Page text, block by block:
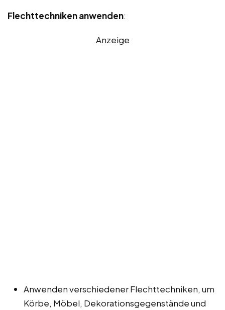
Flechttechniken anwenden:
Anzeige
Anwenden verschiedener Flechttechniken, um
Körbe, Möbel, Dekorationsgegenstände und